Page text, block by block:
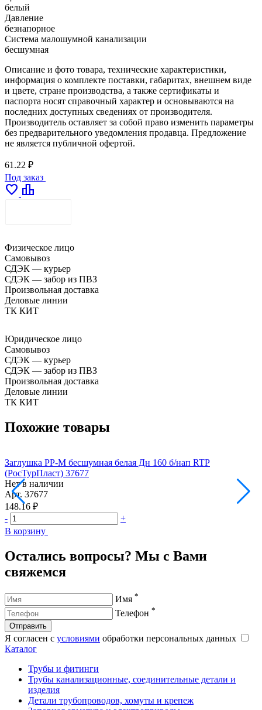
белый
Давление
безнапорное
Система малошумной канализации
бесшумная
Описание и фото товара, технические характеристики,
информация о комплекте поставки, габаритах, внешнем виде
и цвете, стране производства, а также сертификаты и
паспорта носят справочный характер и основываются на
последних доступных сведениях от производителя.
Производитель оставляет за собой право изменить параметры
без предварительного уведомления продавца. Предложение
не является публичной офертой.
61.22 ₽
Под заказ
favorite leaderboard
Физическое лицо
Самовывоз
СДЭК — курьер
СДЭК — забор из ПВЗ
Произвольная доставка
Деловые линии
ТК КИТ
Юридическое лицо
Самовывоз
СДЭК — курьер
СДЭК — забор из ПВЗ
Произвольная доставка
Деловые линии
ТК КИТ
Похожие товары
Заглушка PP-M бесшумная белая Дн 160 б/нап RTP
(РосТурПласт) 37677
Нет в наличии
Арт. 37677
148.16 ₽
-
+
В корзину
Остались вопросы? Мы с Вами
свяжемся
Имя *
Телефон *
Отправить
Я согласен с условиями обработки персональных данных
Каталог
Трубы и фитинги
Трубы канализационные, соединительные детали и
изделия
Детали трубопроводов, хомуты и крепеж